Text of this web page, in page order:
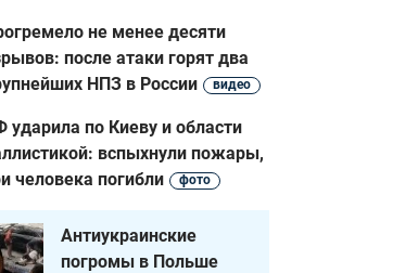
не менее десяти
после атаки горят два
НПЗ в России
видео
ударила по Киеву и области
вспыхнули пожары,
человека погибли
фото
Антиукраинские
погромы в Польше